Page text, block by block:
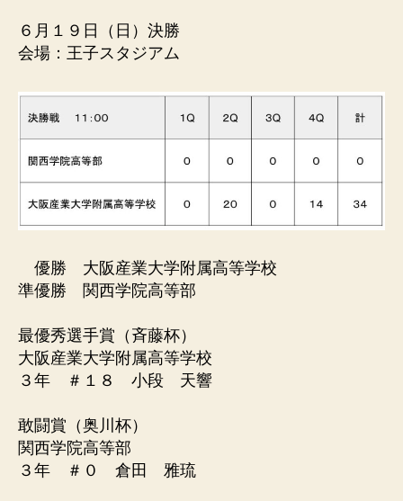
６月１９日（日）決勝
会場：王子スタジアム
優勝 大阪産業大学附属高等学校
準優勝 関西学院高等部
最優秀選手賞（斉藤杯）
大阪産業大学附属高等学校
３年 ＃１８ 小段 天響
敢闘賞（奥川杯）
関西学院高等部
３年 ＃０ 倉田 雅琉